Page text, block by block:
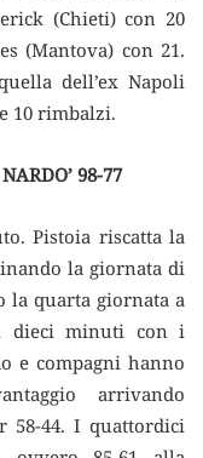
(Chieti) con 20
(Mantova) con 21.
dell’ex Napoli
10 rimbalzi.
98-77
Pistoia riscatta la
la giornata di
la quarta giornata a
dieci minuti con i
e compagni hanno
arrivando
58-44. I quattordici